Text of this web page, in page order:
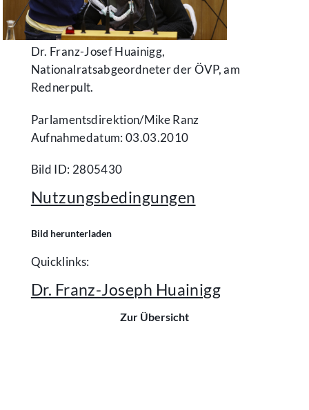
Dr. Franz-Josef Huainigg,
Nationalratsabgeordneter der ÖVP, am
Rednerpult.
Parlamentsdirektion/​Mike Ranz
Aufnahmedatum: 03.03.2010
Bild ID: 2805430
Nutzungsbedingungen
Bild herunterladen
Quicklinks:
Dr. Franz-Joseph Huainigg
Zur Übersicht